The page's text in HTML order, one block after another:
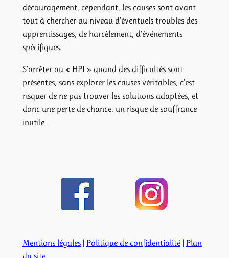
découragement, cependant, les causes sont avant
tout à chercher au niveau d’éventuels troubles des
apprentissages, de harcèlement, d’événements
spécifiques.
S’arrêter au « HPI » quand des difficultés sont
présentes, sans explorer les causes véritables, c’est
risquer de ne pas trouver les solutions adaptées, et
donc une perte de chance, un risque de souffrance
inutile.
Mentions légales| Politique de confidentialité| Plan